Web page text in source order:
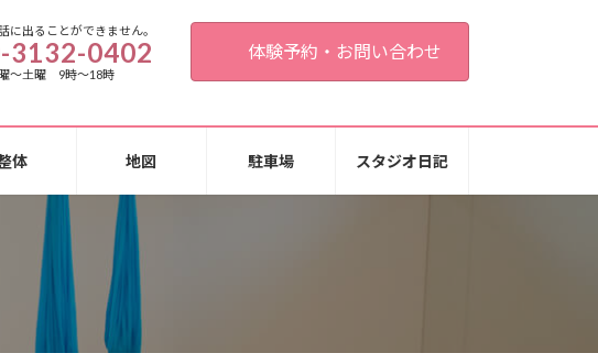
に出ることができません。
3132-0402
～土曜 9時～18時
体験予約・お問い合わせ
体 地図 駐車場 スタジオ日記